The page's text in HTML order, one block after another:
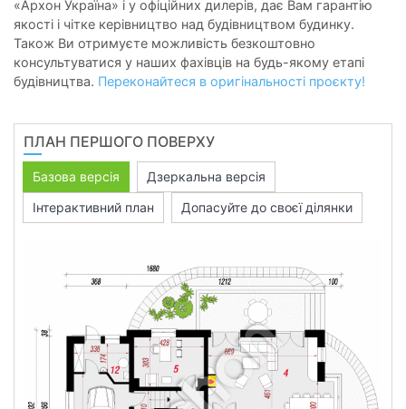
«Архон Україна» і у офіційних дилерів, дає Вам гарантію
якості і чітке керівництво над будівництвом будинку.
Також Ви отримуєте можливість безкоштовно
консультуватися у наших фахівців на будь-якому етапі
будівництва. Переконайтеся в оригінальності проєкту!
ПЛАН ПЕРШОГО ПОВЕРХУ
Базова версія
Дзеркальна версія
Інтерактивний план
Допасуйте до своєї ділянки